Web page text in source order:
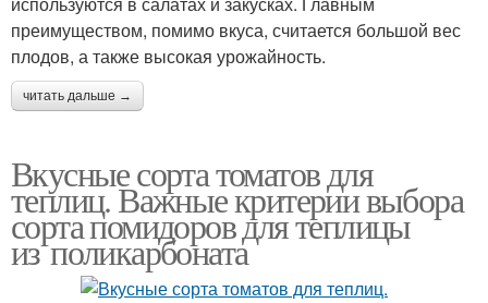
преимуществом, помимо вкуса, считается большой вес
плодов, а также высокая урожайность.
читать дальше →
Вкусные сорта томатов для
теплиц. Важные критерии выбора
сорта помидоров для теплицы
из поликарбоната